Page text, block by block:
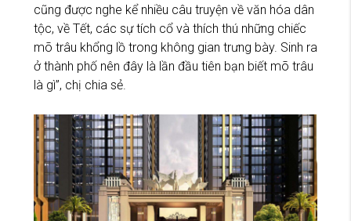
cũng được nghe kể nhiều câu truyện về văn hóa dân
tộc, về Tết, các sự tích cổ và thích thú những chiếc
mõ trâu khổng lồ trong không gian trưng bày. Sinh ra
ở thành phố nên đây là lần đầu tiên bạn biết mõ trâu
là gì”, chị chia sẻ.